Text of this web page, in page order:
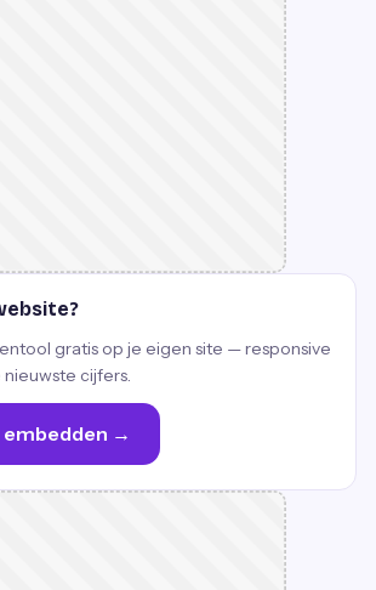
gratis op je eigen site — responsive
cijfers.
→